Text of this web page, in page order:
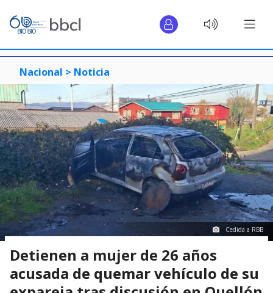
Nacional > Noticia
Cedida a RBB
Detienen a mujer de 26 años
acusada de quemar vehículo de su